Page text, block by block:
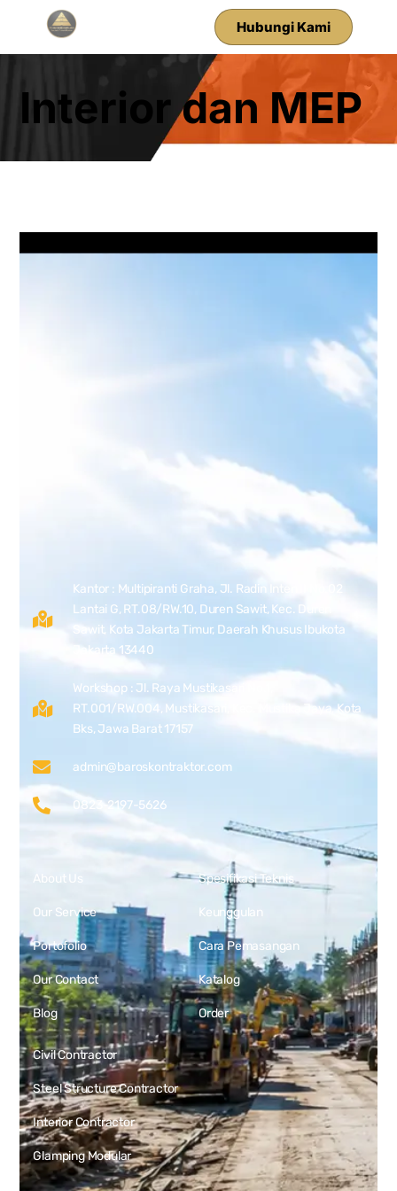
Hubungi Kami
Interior dan MEP
Kantor : Multipiranti Graha, Jl. Radin Inten II No.02
Lantai G, RT.08/RW.10, Duren Sawit, Kec. Duren
Sawit, Kota Jakarta Timur, Daerah Khusus Ibukota
Jakarta 13440
Workshop : Jl. Raya Mustikasari No.1,
RT.001/RW.004, Mustikasari, Kec. Mustika Jaya, Kota
Bks, Jawa Barat 17157
admin@baroskontraktor.com
0823-2197-5626
About Us
Our Service
Portofolio
Our Contact
Blog
Civil Contractor
Steel Structure Contractor
Interior Contractor
Glamping Modular
Spesifikasi Teknis
Keunggulan
Cara Pemasangan
Katalog
Order